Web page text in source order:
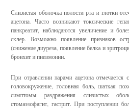
Слизистая оболочка полости рта и глотки
ацетона. Часто возникают токсические
панкреатит, наблюдаются увеличение и
склер. Возможно появление признаков
(снижение диуреза, появление белка и
бронхит и пневмонии.
При отравлении парами ацетона отмечается
головокружение, головная боль, шаткая
симптомы раздражения слизистых
стомаэзофагит, гастрит. При поступлении